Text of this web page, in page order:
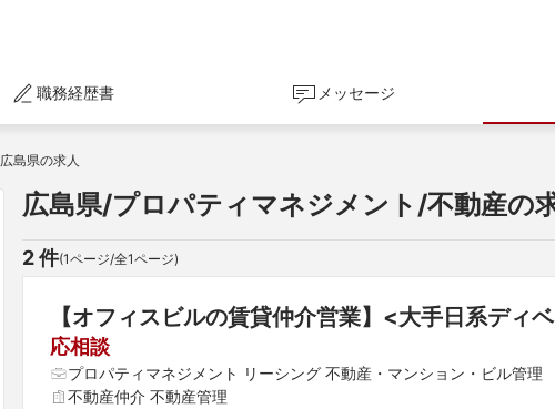
職務経歴書 メッセージ
広島県の求人
広島県/プロパティマネジメント/不動産の
2 件(1ページ/全1ページ)
【オフィスビルの賃貸仲介営業】<大手日系ディ
応相談
プロパティマネジメント リーシング 不動産・マンション・ビル管理
不動産仲介 不動産管理